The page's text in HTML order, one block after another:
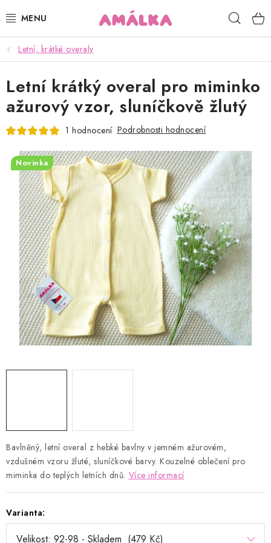
na
KOJENECKÉ, DĚTSKÉ OBLEČENÍ
ČEPICE, RUKAVICE, NÁKRČNÍKY
OSUŠKY, BRYNDÁKY, DEKY, DOPLŇKY
POUKAZY
KONTAKTY
HODNOCENÍ OBCHODU
Kontakty Proč AMÁLKA?
Doprava a platba
Tabulka velikostí
Postup pro vrácení a výměnu
Velkoobchod
Obchodní podmínky
Podmínky ochrany osobních údajů
Blog
Letní, krátké overaly
Bavlněný, letní overal z hebké bavlny v jemném ažurovém,
vzdušném vzoru žluté, sluníčkové barvy. Kouzelné oblečení pro
miminka do teplých letních dnů. Více informací
Varianta:
Letní krátký overal pro miminko
ažurový vzor, sluníčkově žlutý
1 hodnocení Podrobnosti hodnocení
Novinka